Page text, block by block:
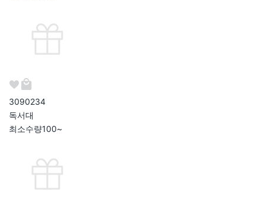
3090234
독서대
최소수량100~